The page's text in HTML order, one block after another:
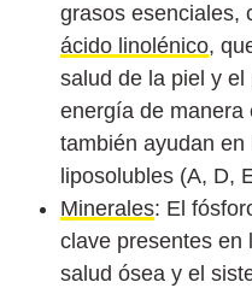
grasos esenciales,
ácido linolénico,
salud de la piel y
energía de manera
también ayudan
liposolubles (A, D,
Minerales: El
clave presentes en
salud ósea y el